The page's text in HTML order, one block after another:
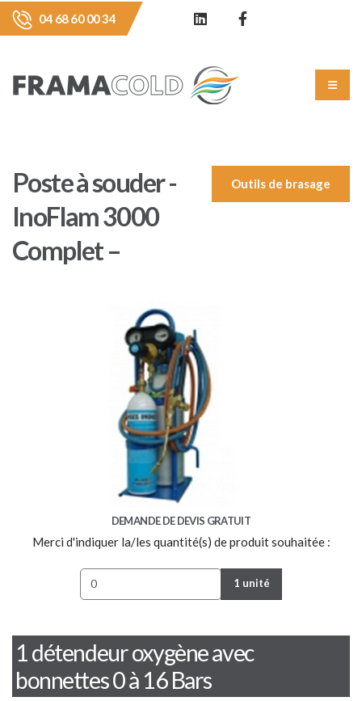
04 68 60 00 34
Poste à souder -
InoFlam 3000
Complet –
Outils de brasage
DEMANDE DE DEVIS GRATUIT
Merci d'indiquer la/les quantité(s) de produit souhaitée :
1 unité
1 détendeur oxygène avec
bonnettes 0 à 16 Bars